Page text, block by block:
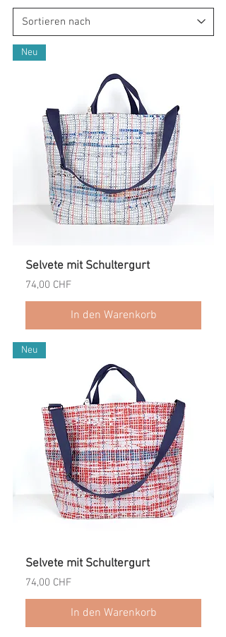
Neu
Selvete mit Schultergurt
Preis
74,00 CHF
In den Warenkorb
Neu
Selvete mit Schultergurt
Preis
74,00 CHF
In den Warenkorb